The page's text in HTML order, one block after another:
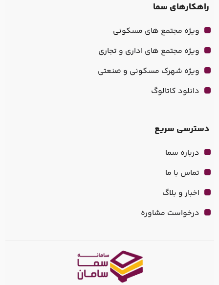
راهکارهای سما
ویژه مجتمع های مسکونی
ویژه مجتمع های اداری و تجاری
ویژه شهرک مسکونی و صنعتی
دانلود کاتالوگ
دسترسی سریع
درباره سما
تماس با ما
اخبار و بلاگ
درخواست مشاوره